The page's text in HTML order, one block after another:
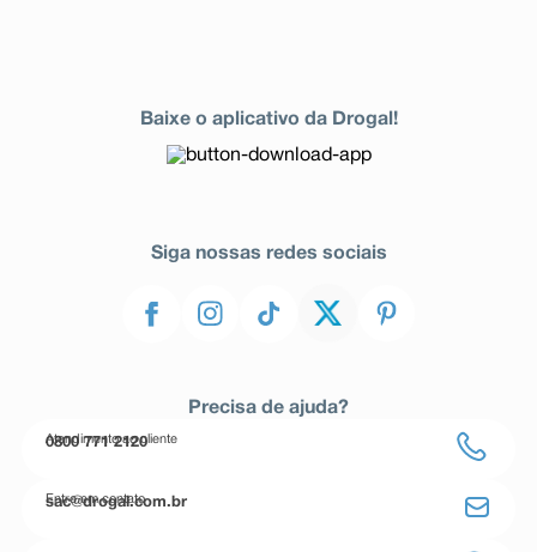
Baixe o aplicativo da Drogal!
Siga nossas redes sociais
Precisa de ajuda?
Atendimento ao cliente
0800 771 2120
Entre em contato
sac@drogal.com.br